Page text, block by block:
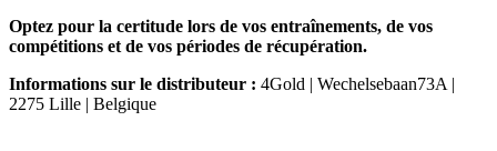
Optez pour la certitude lors de vos entraînements, de vos
compétitions et de vos périodes de récupération.
Informations sur le distributeur : 4Gold | Wechelsebaan73A |
2275 Lille | Belgique